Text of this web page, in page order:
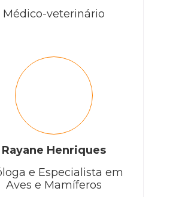
Médico-veterinário
Rayane Henriques
e Especialista em
Aves e Mamíferos